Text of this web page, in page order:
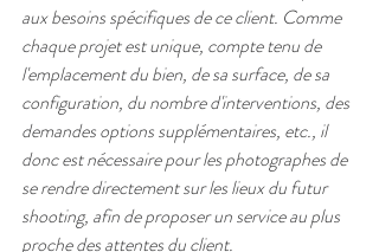
aux besoins spécifiques de ce client. Comme
chaque projet est unique, compte tenu de
l'emplacement du bien, de sa surface, de sa
configuration, du nombre d'interventions, des
demandes options supplémentaires, etc., il
donc est nécessaire pour les photographes de
se rendre directement sur les lieux du futur
shooting, afin de proposer un service au plus
proche des attentes du client.